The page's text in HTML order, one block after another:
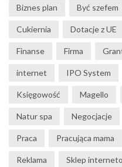
Biznes plan Być szefem
Cukiernia Dotacje z UE
Finanse Firma
internet IPO System
Księgowość Magello
Natur spa Negocjacje
Praca Pracująca mama
Reklama Sklep